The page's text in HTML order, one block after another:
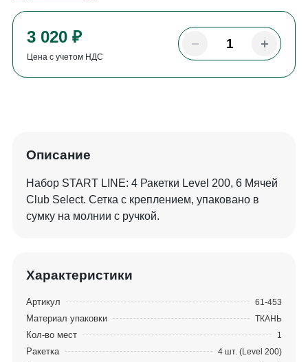
3 020 ₽
Цена с учетом НДС
Описание
Набор START LINE: 4 Ракетки Level 200, 6 Мячей
Club Select. Сетка с креплением, упаковано в
сумку на молнии с ручкой.
Характеристики
Артикул 61-453
Материал упаковки ТКАНЬ
Кол-во мест 1
Ракетка 4 шт. (Level 200)